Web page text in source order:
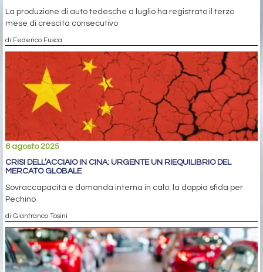
La produzione di auto tedesche a luglio ha registrato il terzo
mese di crescita consecutivo
di Federico Fusca
6 agosto 2025
CRISI DELL’ACCIAIO IN CINA: URGENTE UN RIEQUILIBRIO DEL
MERCATO GLOBALE
Sovraccapacità e domanda interna in calo: la doppia sfida per
Pechino
di Gianfranco Tosini